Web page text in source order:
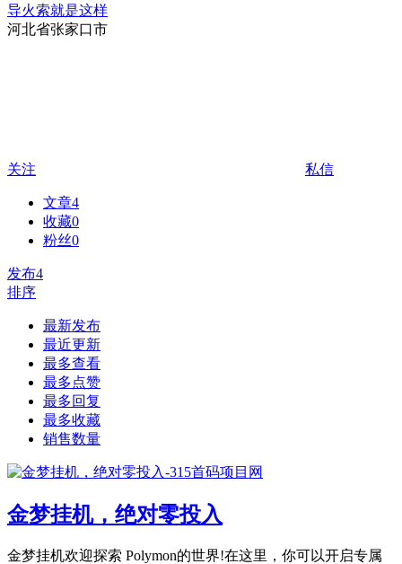
导火索就是这样
河北省张家口市
关注 私信
文章4
收藏0
粉丝0
发布4
排序
最新发布
最近更新
最多查看
最多点赞
最多回复
最多收藏
销售数量
金梦挂机，绝对零投入
金梦挂机欢迎探索 Polymon的世界!在这里，你可以开启专属